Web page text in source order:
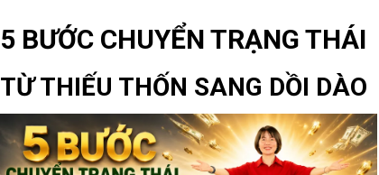
5 BƯỚC CHUYỂN TRẠNG THÁI
TỪ THIẾU THỐN SANG DỒI DÀO